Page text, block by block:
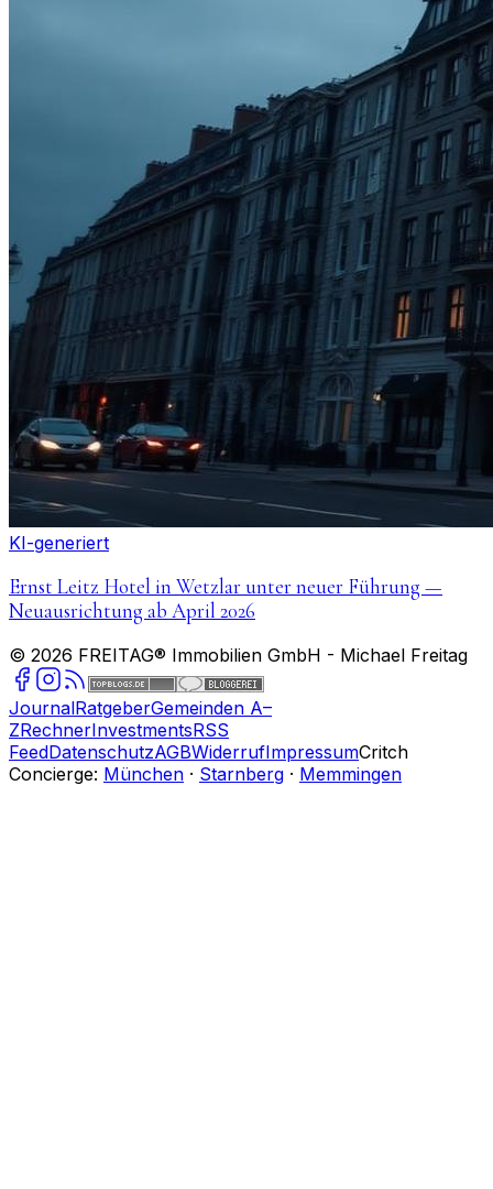
KI-generiert
Ernst Leitz Hotel in Wetzlar unter neuer Führung —
Neuausrichtung ab April 2026
© 2026 FREITAG® Immobilien GmbH - Michael Freitag
JournalRatgeberGemeinden A–
ZRechnerInvestmentsRSS
FeedDatenschutzAGBWiderrufImpressumCritch
Concierge: München · Starnberg · Memmingen